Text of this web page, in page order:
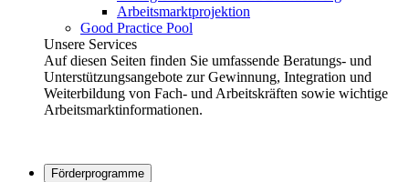
Arbeitsmarktprojektion
Good Practice Pool
Unsere Services
Auf diesen Seiten finden Sie umfassende Beratungs- und
Unterstützungsangebote zur Gewinnung, Integration und
Weiterbildung von Fach- und Arbeitskräften sowie wichtige
Arbeitsmarktinformationen.
Förderprogramme